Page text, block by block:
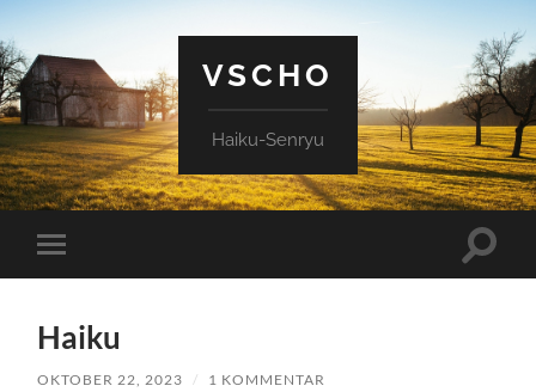
VSCHO
Haiku-Senryu
Mobile-
Menü
Haiku
OKTOBER 22, 2023 / 1 KOMMENTAR